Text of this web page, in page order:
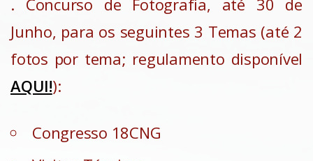
. Concurso de Fotografia, até 30 de
Junho, para os seguintes 3 Temas (até 2
fotos por tema; regulamento disponível
AQUI!):
Congresso 18CNG